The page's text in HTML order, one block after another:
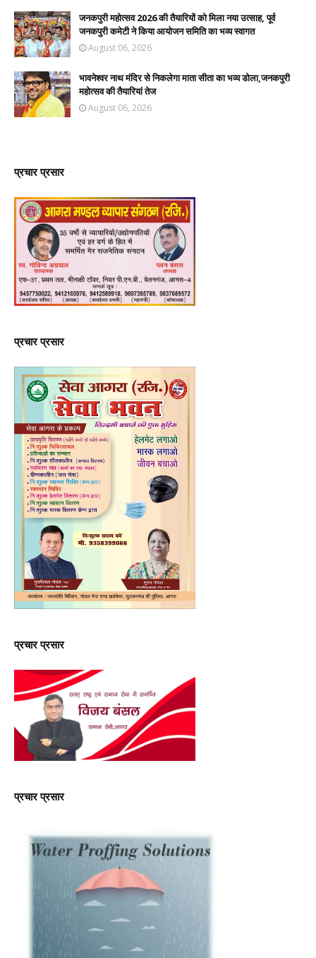
जनकपुरी महोत्सव 2026 की तैयारियों को मिला नया उत्साह, पूर्व
जनकपुरी कमेटी ने किया आयोजन समिति का भव्य स्वागत
August 06, 2026
भावनेश्वर नाथ मंदिर से निकलेगा माता सीता का भव्य डोला,जनकपुरी
महोत्सव की तैयारियां तेज
August 06, 2026
प्रचार प्रसार
प्रचार प्रसार
प्रचार प्रसार
प्रचार प्रसार